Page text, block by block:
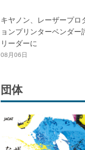
キヤノン、レーザープロ
ョンプリンターベンダー
リーダーに
08月06日
団体